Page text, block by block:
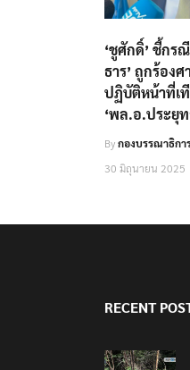
‘ชูศักดิ์’ ชี้กร
ธาร’ ถูกร้อง
ปฏิบัติหน้าที่เ
‘พล.อ.ประยุ
Byกองบรรณาธิกา
30 มิถุนายน 2025
RECENT